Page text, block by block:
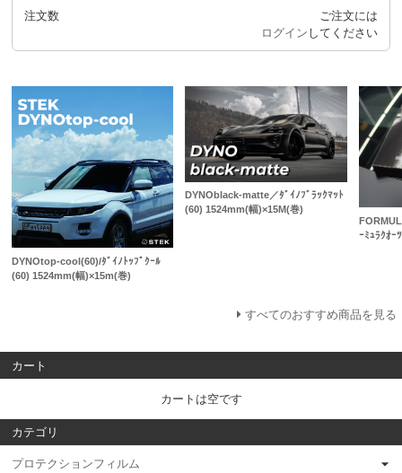
注文数
ご注文には
ログイン してください
DYNOtop-cool(60)/ﾀﾞｲﾉﾄｯﾌﾟｸｰﾙ
(60) 1524mm(幅)×15m(巻)
DYNOblack-matte／ﾀﾞｲﾉﾌﾞﾗｯｸﾏｯﾄ
(60) 1524mm(幅)×15M(巻)
ｰﾐｭﾗｸｵｰ
すべてのおすすめ商品を見る
カート
カートは空です
カテゴリ
プロテクションフィルム